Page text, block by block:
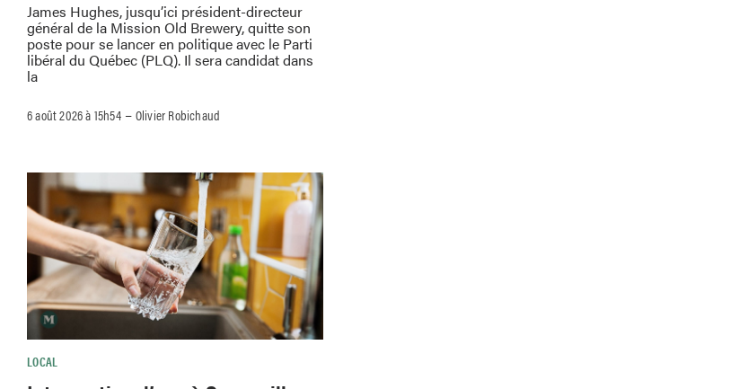
James Hughes, jusqu’ici président-directeur
général de la Mission Old Brewery, quitte son
poste pour se lancer en politique avec le Parti
libéral du Québec (PLQ). Il sera candidat dans
la
6 août 2026 à 15h54–Olivier Robichaud
LOCAL